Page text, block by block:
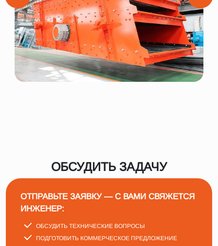
ОБСУДИТЬ ЗАДАЧУ
ОТПРАВЬТЕ ЗАЯВКУ — С ВАМИ СВЯЖЕТСЯ
ИНЖЕНЕР:
ОБСУДИТЬ ТЕХНИЧЕСКИЕ ВОПРОСЫ
ПОДГОТОВИТЬ КОММЕРЧЕСКОЕ ПРЕДЛОЖЕНИЕ